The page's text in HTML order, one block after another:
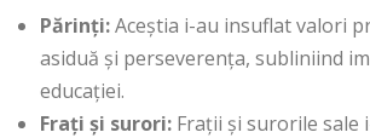
Părinți:Aceștia i-au insuflat valori
asiduă și perseverența, subliniind
educației.
Frați și surori: Frații și surorile